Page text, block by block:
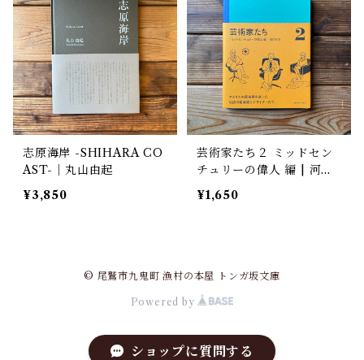
志原海岸 -SHIHARA CO
AST-｜丸山由起
¥3,850
芸術家たち２ ミッドセン
チュリーの偉人 編 | 河内
タカ
¥1,650
© 尾鷲市九鬼町 漁村の本屋 トンガ坂文庫
Powered by
ショップに質問する